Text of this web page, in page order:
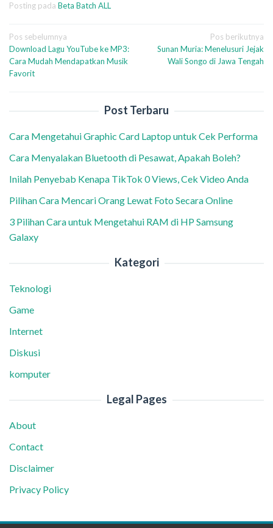
Posting pada Beta Batch ALL
Navigasi
pos
Pos sebelumnya
Download Lagu YouTube ke MP3:
Cara Mudah Mendapatkan Musik
Favorit
Pos berikutnya
Sunan Muria: Menelusuri Jejak
Wali Songo di Jawa Tengah
Post Terbaru
Cara Mengetahui Graphic Card Laptop untuk Cek Performa
Cara Menyalakan Bluetooth di Pesawat, Apakah Boleh?
Inilah Penyebab Kenapa TikTok 0 Views, Cek Video Anda
Pilihan Cara Mencari Orang Lewat Foto Secara Online
3 Pilihan Cara untuk Mengetahui RAM di HP Samsung
Galaxy
Kategori
Teknologi
Game
Internet
Diskusi
komputer
Legal Pages
About
Contact
Disclaimer
Privacy Policy